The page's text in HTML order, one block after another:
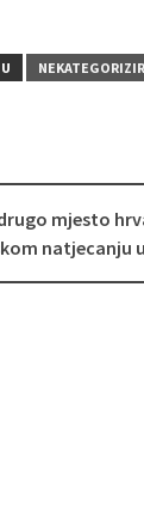
mjesto
natjecanju